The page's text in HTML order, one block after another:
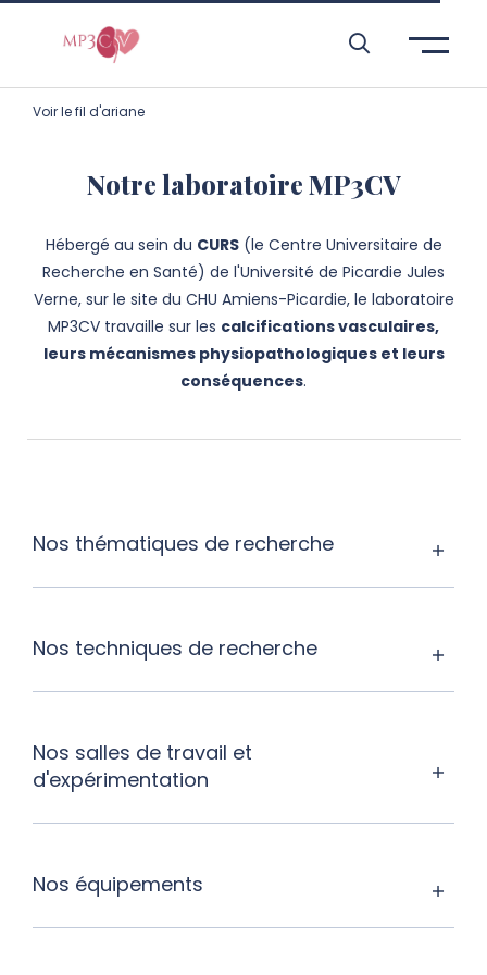
Aller à l’entête de page
Aller au menu principale
Aller au contenu principal
Aller à la recherche
Passer aux cookies
Aller au pied de page
Voir le fil d'ariane
Notre laboratoire MP3CV
Hébergé au sein du CURS(le Centre Universitaire de
Recherche en Santé) de l'Université de Picardie Jules
Verne, sur le site du CHU Amiens-Picardie, le laboratoire
MP3CV travaille sur les calcifications vasculaires,
leurs mécanismes physiopathologiques et leurs
conséquences.
Nos thématiques de recherche
Nos techniques de recherche
Nos salles de travail et
d'expérimentation
Nos équipements